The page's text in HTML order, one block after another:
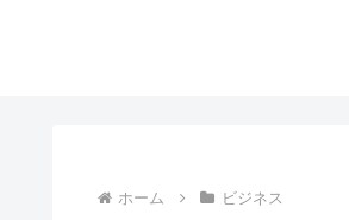
ホーム ビジネス